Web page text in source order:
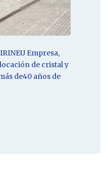
Empresa,
de cristal y
de40 años de